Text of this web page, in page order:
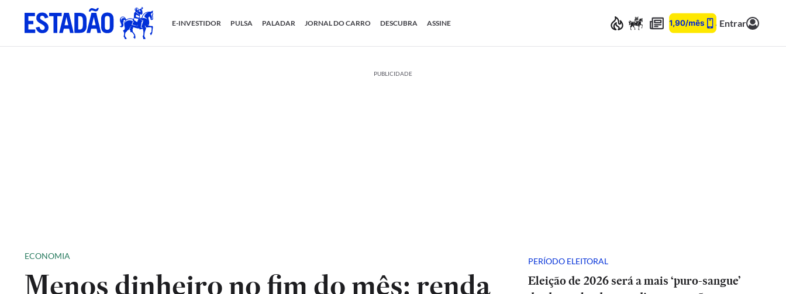
E-INVESTIDOR PULSA PALADAR JORNAL DO CARRO DESCUBRA ASSINE Entrar
PUBLICIDADE
ECONOMIA
Menos dinheiro no fim do mês: renda
PERÍODO ELEITORAL
Eleição de 2026 será a mais ‘puro-sangue’